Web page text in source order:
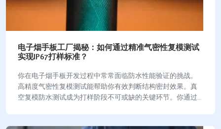
电子烟手板工厂揭秘：如何通过精准气密性复模测试
实现IP67打样标准？
你在电子烟手板开发过程中常常面临防水性能验证的挑战。
高精度气密性复模测试能帮助你有效判断结构密封效果。真
空复模防水测试成为打样阶段不可或缺的关键环节。你通过